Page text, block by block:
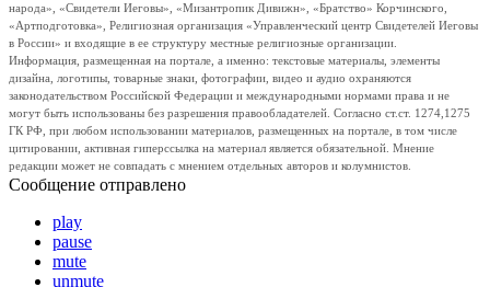
народа», «Свидетели Иеговы», «Мизантропик Дивижн», «Братство» Корчинского,
«Артподготовка», Религиозная организация «Управленческий центр Свидетелей Иеговы
в России» и входящие в ее структуру местные религиозные организации.
Информация, размещенная на портале, а именно: текстовые материалы, элементы
дизайна, логотипы, товарные знаки, фотографии, видео и аудио охраняются
законодательством Российской Федерации и международными нормами права и не
могут быть использованы без разрешения правообладателей. Согласно ст.ст. 1274,1275
ГК РФ, при любом использовании материалов, размещенных на портале, в том числе
цитировании, активная гиперссылка на материал является обязательной. Мнение
редакции может не совпадать с мнением отдельных авторов и колумнистов.
Сообщение отправлено
play
pause
mute
unmute